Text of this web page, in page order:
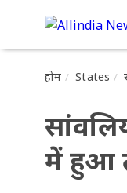
होम States
में हुआ